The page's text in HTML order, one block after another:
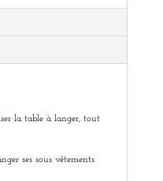
la table à langer, tout
ses sous vêtements